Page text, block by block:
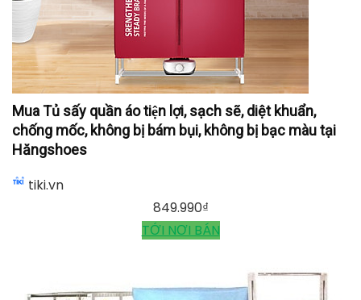
Mua [HÀNG NHẬP KHẨU] TỦ SẤY QUẦN /ÁO CÓ
ĐIỀU KHIỂN TỪ XA CHẠY ÊM KHÔNG GÂY ỒN tại
Minhlam Store